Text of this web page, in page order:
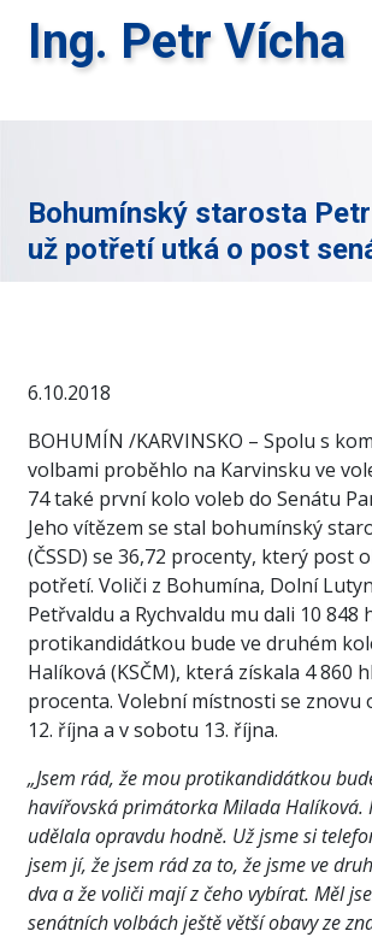
Ing. Petr Vícha
Bohumínský starosta
už potřetí utká o post
6.10.2018
BOHUMÍN /KARVINSKO – Spolu s
volbami proběhlo na Karvinsku ve
74 také první kolo voleb do Senátu
Jeho vítězem se stal bohumínský
(ČSSD) se 36,72 procenty, který post
potřetí. Voliči z Bohumína, Dolní
Petřvaldu a Rychvaldu mu dali 10 848
protikandidátkou bude ve druhém
Halíková (KSČM), která získala 4 860
procenta. Volební místnosti se znovu
12. října a v sobotu 13. října.
„Jsem rád, že mou protikandidátkou
havířovská primátorka Milada Halíková.
udělala opravdu hodně. Už jsme si
jsem jí, že jsem rád za to, že jsme ve
dva a že voliči mají z čeho vybírat. Měl
senátních volbách ještě větší obavy ze